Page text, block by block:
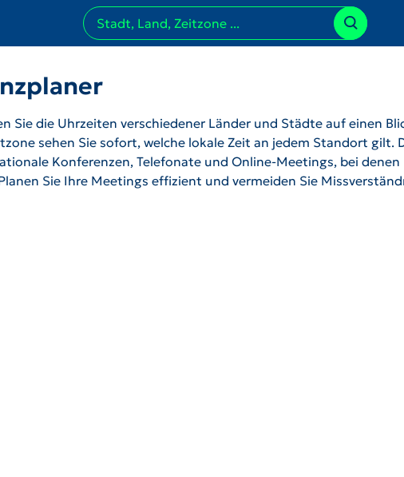
Sie die Uhrzeiten verschiedener Länder und Städte auf einen
sehen Sie sofort, welche lokale Zeit an jedem Standort gilt.
Konferenzen, Telefonate und Online-Meetings, bei denen
Sie Ihre Meetings effizient und vermeiden Sie